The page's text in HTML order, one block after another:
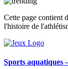
Cette page contient
l'histoire de
Sports aquatiques